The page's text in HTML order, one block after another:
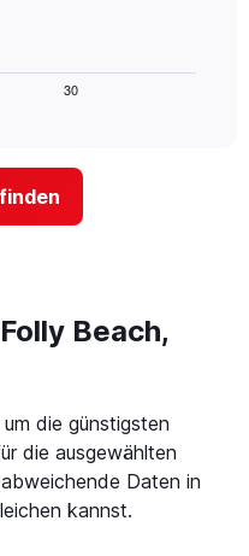
30
Beach,
die günstigsten
die ausgewählten
Daten in
kannst.